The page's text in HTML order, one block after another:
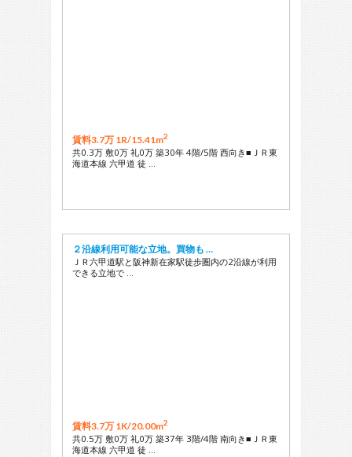
賃料3.7万 1R/15.41m2
共0.3万 敷0万 礼0万 築30年 4階/5階 西向き■ＪＲ東
海道本線 六甲道 徒 …
２沿線利用可能な立地。買物も …
ＪＲ六甲道駅と阪神新在家駅徒歩圏内の2沿線が利用
できる立地で …
賃料3.7万 1K/20.00m2
共0.5万 敷0万 礼0万 築37年 3階/4階 南向き■ＪＲ東
海道本線 六甲道 徒 …